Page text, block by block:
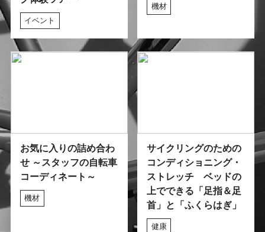
イベント
機材
お気に入りの詰め合わ
せ ～スタッフの自転車
コーディネート～
機材
サイクリングのための
コンディショニング・
ストレッチ ベッドの
上でできる「足指＆足
首」と「ふくらはぎ」
健康